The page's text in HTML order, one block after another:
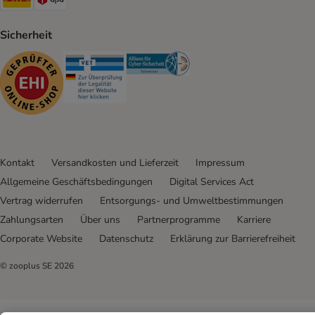
Sicherheit
Security Security
Kontakt Versandkosten und Lieferzeit
Impressum
Allgemeine Geschäftsbedingungen
Digital Services Act
Vertrag widerrufen
Entsorgungs- und Umweltbestimmungen
Zahlungsarten
Über uns Partnerprogramme
Karriere
Corporate Website
Datenschutz Erklärung zur Barrierefreiheit
© zooplus SE 2026